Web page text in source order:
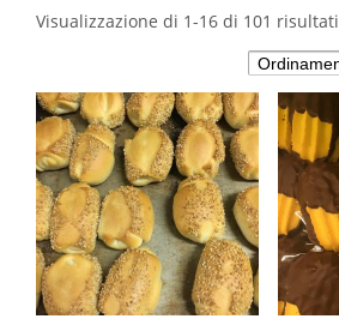
Visualizzazione di 1-16 di 101 risultati